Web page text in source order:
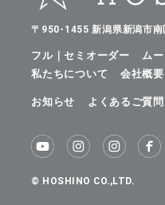
〒950-1455 新潟県新潟市
フル｜セミオーダー ム
私たちについて
会社概要
お知らせ よくあるご質問
© HOSHINO CO.,LTD.